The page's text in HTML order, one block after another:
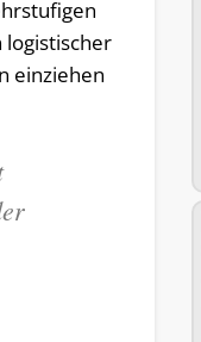
logistischer
einziehen